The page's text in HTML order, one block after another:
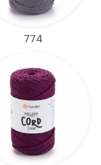
774